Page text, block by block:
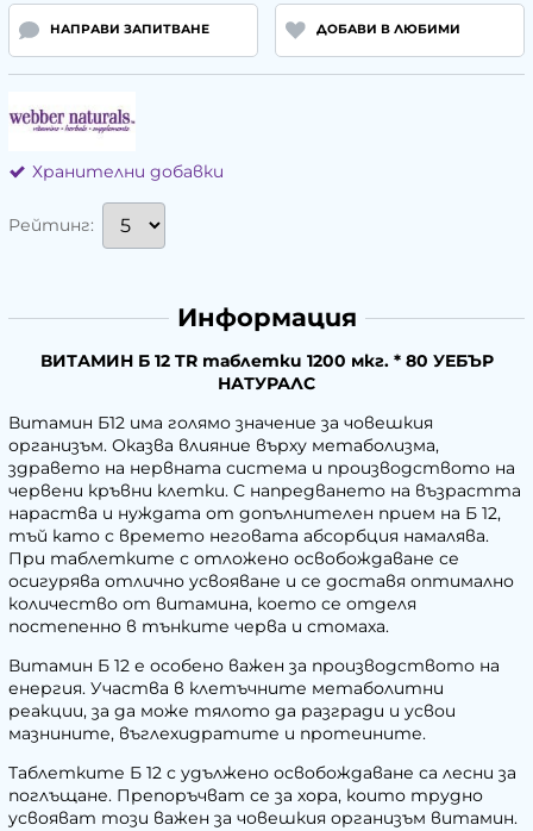
НАПРАВИ ЗАПИТВАНЕ ДОБАВИ В ЛЮБИМИ
Хранителни добавки
Рейтинг:
Информация
ВИТАМИН Б 12 TR таблетки 1200 мкг. * 80 УЕБЪР
НАТУРАЛС
Витамин Б12 има голямо значение за човешкия
организъм. Оказва влияние върху метаболизма,
здравето на нервната система и производството на
червени кръвни клетки. С напредването на възрастта
нараства и нуждата от допълнителен прием на Б 12,
тъй като с времето неговата абсорбция намалява.
При таблетките с отложено освобождаване се
осигурява отлично усвояване и се доставя оптимално
количество от витамина, което се отделя
постепенно в тънките черва и стомаха.
Витамин Б 12 е особено важен за производството на
енергия. Участва в клетъчните метаболитни
реакции, за да може тялото да разгради и усвои
мазнините, въглехидратите и протеините.
Таблетките Б 12 с удължено освобождаване са лесни за
поглъщане. Препоръчват се за хора, които трудно
усвояват този важен за човешкия организъм витамин.